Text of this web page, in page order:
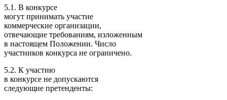
5.1. В конкурсе
могут принимать участие
коммерческие организации,
отвечающие требованиям, изложенным
в настоящем Положении. Число
участников конкурса не ограничено.
5.2. К участию
в конкурсе не допускаются
следующие претенденты: